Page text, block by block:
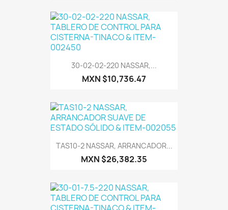
30-02-02-220 NASSAR,...
MXN $10,736.47
TAS10-2 NASSAR, ARRANCADOR...
MXN $26,382.35